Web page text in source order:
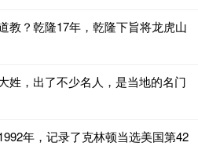
教？乾隆17年，乾隆下旨将龙虎山
姓，出了不少名人，是当地的名门
年，记录了克林顿当选美国第42